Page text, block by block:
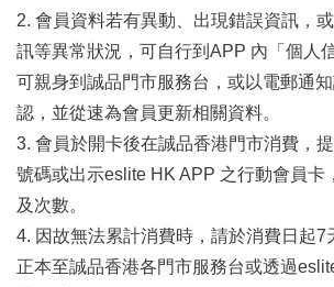
2. 會員資料若有異動、出現錯誤資訊，
訊等異常狀況，可自行到APP 內「個人
可親身到誠品門市服務台，或以電郵通
認，並從速為會員更新相關資料。
3. 會員於開卡後在誠品香港門市消費，
號碼或出示eslite HK APP 之行動會員卡
及次數。
4. 因故無法累計消費時，請於消費日起7
正本至誠品香港各門市服務台或透過